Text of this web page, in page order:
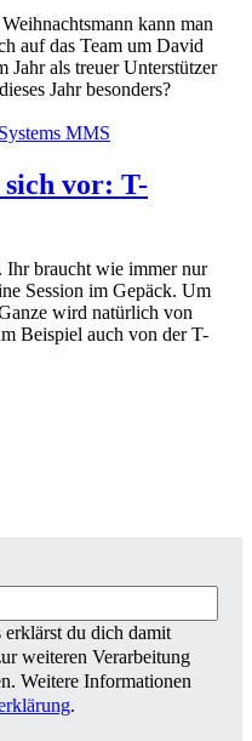
kann man
auf das Team um David
Jahr als treuer Unterstützer
Jahr besonders?
vor: T-
Ihr braucht wie immer nur
Session im Gepäck. Um
wird natürlich von
Beispiel auch von der T-
du dich damit
weiteren Verarbeitung
Weitere Informationen
.